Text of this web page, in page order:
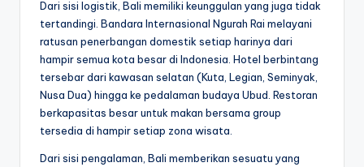
Dari sisi logistik, Bali memiliki keunggulan yang juga tidak
tertandingi. Bandara Internasional Ngurah Rai melayani
ratusan penerbangan domestik setiap harinya dari
hampir semua kota besar di Indonesia. Hotel berbintang
tersebar dari kawasan selatan (Kuta, Legian, Seminyak,
Nusa Dua) hingga ke pedalaman budaya Ubud. Restoran
berkapasitas besar untuk makan bersama group
tersedia di hampir setiap zona wisata.
Dari sisi pengalaman, Bali memberikan sesuatu yang